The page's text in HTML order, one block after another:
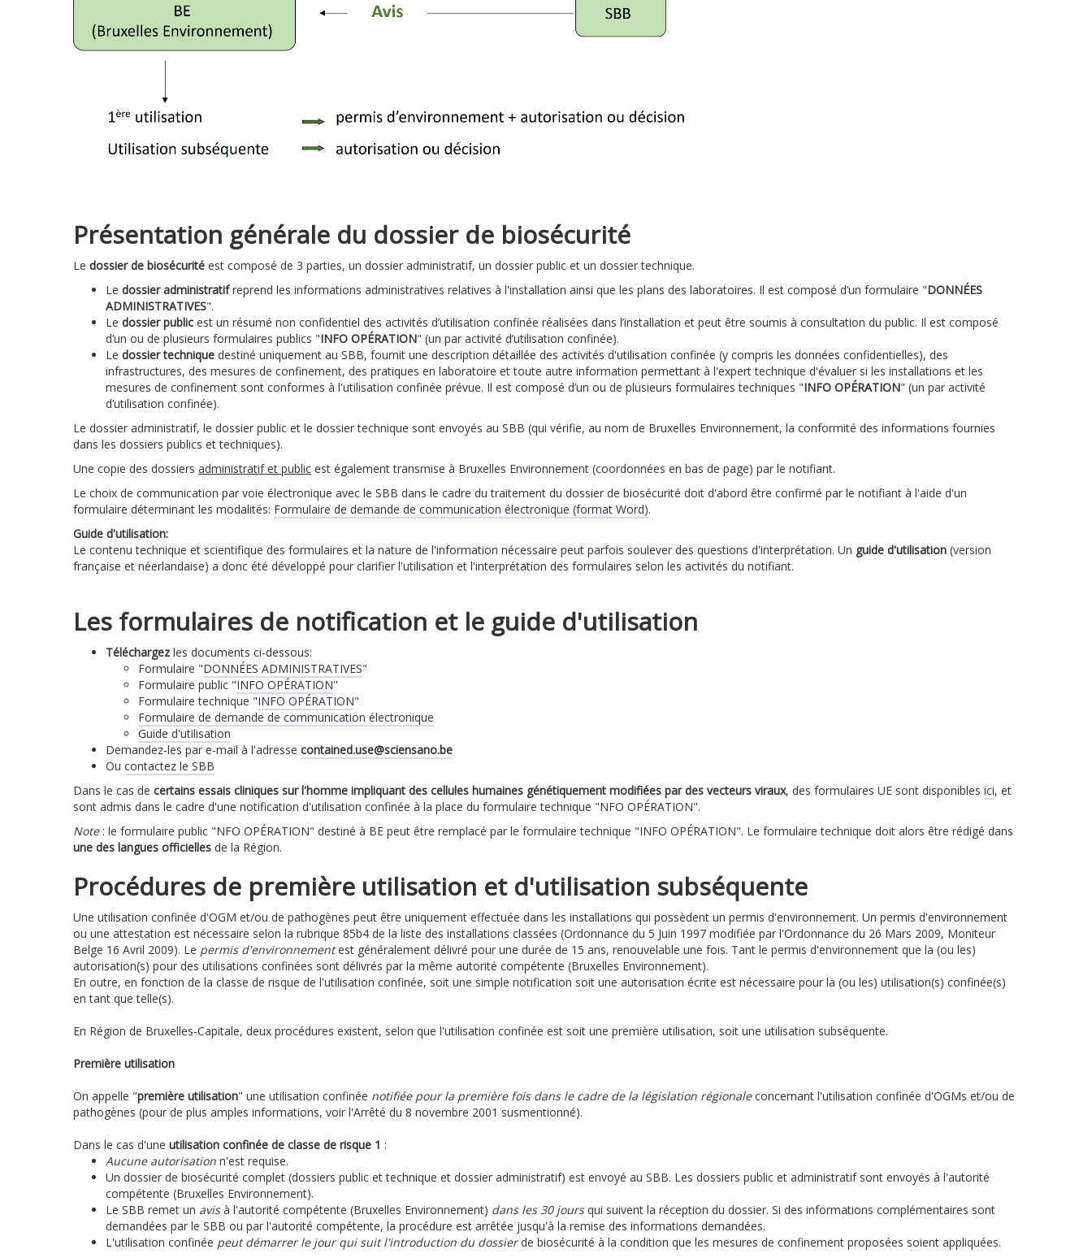
Présentation générale du dossier de biosécurité
Le dossier de biosécurité est composé de 3 parties, un dossier administratif, un dossier public et un dossier technique.
Le dossier administratifreprend les informations administratives relatives à l'installation ainsi que les plans des laboratoires. Il est composé d’un formulaire "DONNÉES
ADMINISTRATIVES".
Le dossier public est un résumé non confidentiel des activités d’utilisation confinée réalisées dans l’installation et peut être soumis à consultation du public. Il est composé
d’un ou de plusieurs formulaires publics "INFO OPÉRATION" (un par activité d’utilisation confinée).
Le dossier technique destiné uniquement au SBB, fournit une description détaillée des activités d'utilisation confinée (y compris les données confidentielles), des
infrastructures, des mesures de confinement, des pratiques en laboratoire et toute autre information permettant à l'expert technique d'évaluer si les installations et les
mesures de confinement sont conformes à l'utilisation confinée prévue. Il est composé d’un ou de plusieurs formulaires techniques "INFO OPÉRATION" (un par activité
d’utilisation confinée).
Le dossier administratif, le dossier public et le dossier technique sont envoyés au SBB (qui vérifie, au nom de Bruxelles Environnement, la conformité des informations fournies
dans les dossiers publics et techniques).
Une copie des dossiers administratif et public est également transmise à Bruxelles Environnement (coordonnées en bas de page) par le notifiant.
Le choix de communication par voie électronique avec le SBB dans le cadre du traitement du dossier de biosécurité doit d'abord être confirmé par le notifiant à l'aide d'un
formulaire déterminant les modalités: Formulaire de demande de communication électronique (format Word).
Guide d'utilisation:
Le contenu technique et scientifique des formulaires et la nature de l'information nécessaire peut parfois soulever des questions d'interprétation. Un guide d'utilisation (version
française et néerlandaise) a donc été développé pour clarifier l'utilisation et l'interprétation des formulaires selon les activités du notifiant.
Les formulaires de notification et le guide d'utilisation
Téléchargezles documents ci-dessous:
Formulaire "DONNÉES ADMINISTRATIVES"
Formulaire public "INFO OPÉRATION"
Formulaire technique "INFO OPÉRATION"
Formulaire de demande de communication électronique
Guide d'utilisation
Demandez-les par e-mail à l'adresse contained.use@sciensano.be
Ou contactez le SBB
Dans le cas de certains essais cliniques sur l'homme impliquant des cellules humaines génétiquement modifiées par des vecteurs viraux, des formulaires UE sont disponibles ici, et
sont admis dans le cadre d'une notification d'utilisation confinée à la place du formulaire technique "NFO OPÉRATION".
Note : le formulaire public "NFO OPÉRATION" destiné à BE peut être remplacé par le formulaire technique "INFO OPÉRATION". Le formulaire technique doit alors être rédigé dans
une des langues officielles de la Région.
Procédures de première utilisation et d'utilisation subséquente
Une utilisation confinée d'OGM et/ou de pathogènes peut être uniquement effectuée dans les installations qui possèdent un permis d'environnement. Un permis d'environnement
ou une attestation est nécessaire selon la rubrique 85b4 de la liste des installations classées (Ordonnance du 5 Juin 1997 modifiée par l'Ordonnance du 26 Mars 2009, Moniteur
Belge 16 Avril 2009). Le permis d'environnementest généralement délivré pour une durée de 15 ans, renouvelable une fois. Tant le permis d'environnement que la (ou les)
autorisation(s) pour des utilisations confinées sont délivrés par la même autorité compétente (Bruxelles Environnement).
En outre, en fonction de la classe de risque de l'utilisation confinée, soit une simple notification soit une autorisation écrite est nécessaire pour la (ou les) utilisation(s) confinée(s)
en tant que telle(s).
En Région de Bruxelles-Capitale, deux procédures existent, selon que l'utilisation confinée est soit une première utilisation, soit une utilisation subséquente.
Première utilisation
On appelle "première utilisation" une utilisation confinée notifiée pour la première fois dans le cadre de la législation régionaleconcernant l'utilisation confinée d'OGMs et/ou de
pathogènes (pour de plus amples informations, voir l'Arrêté du 8 novembre 2001 susmentionné).
Dans le cas d'une utilisation confinée de classe de risque 1 :
Aucune autorisation n'est requise.
Un dossier de biosécurité complet (dossiers public et technique et dossier administratif) est envoyé au SBB. Les dossiers public et administratif sont envoyés à l'autorité
compétente (Bruxelles Environnement).
Le SBB remet un avisà l'autorité compétente (Bruxelles Environnement) dans les 30 joursqui suivent la réception du dossier. Si des informations complémentaires sont
demandées par le SBB ou par l'autorité compétente, la procédure est arrêtée jusqu'à la remise des informations demandées.
L'utilisation confinée peut démarrer le jour qui suit l'introduction du dossierde biosécurité à la condition que les mesures de confinement proposées soient appliquées.